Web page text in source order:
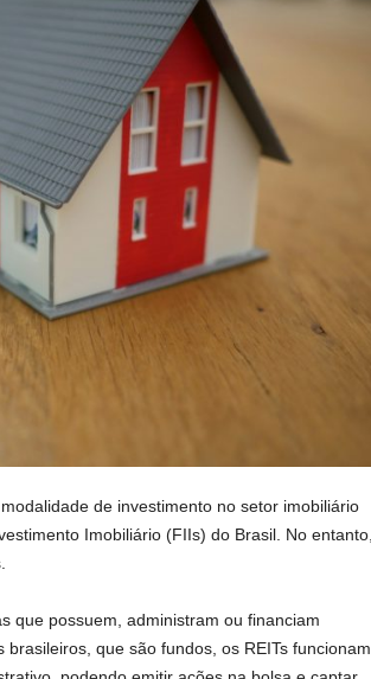
de investimento no setor imobiliário
Imobiliário (FIIs) do Brasil. No entanto,
que possuem, administram ou financiam
que são fundos, os REITs funcionam